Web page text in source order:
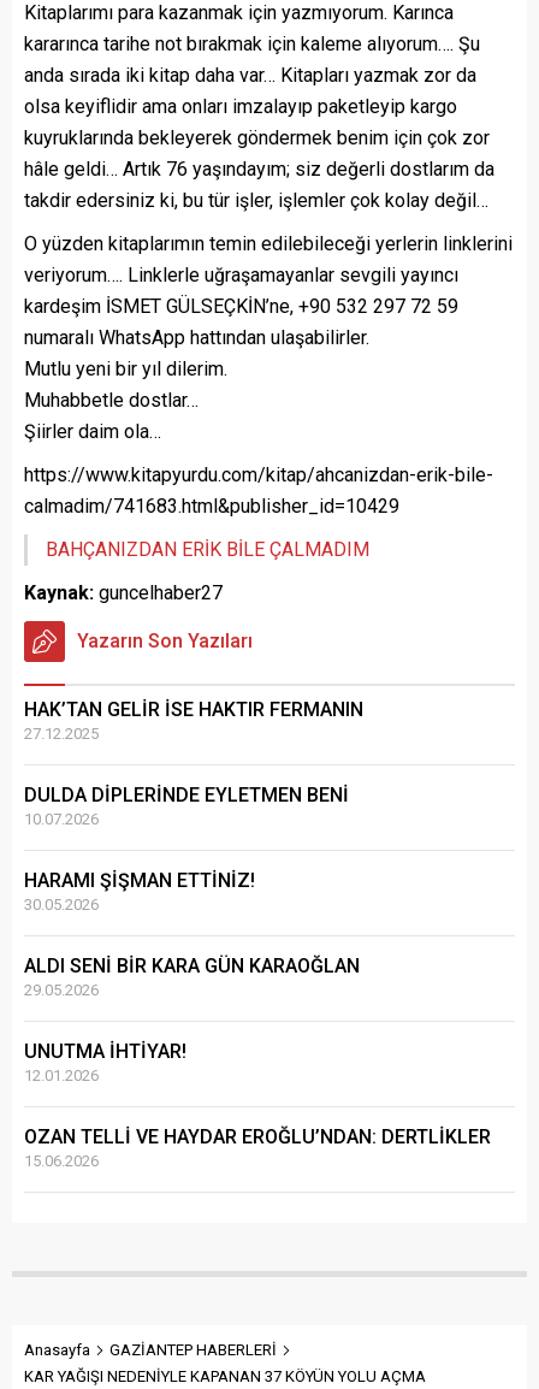
Kitaplarımı para kazanmak için yazmıyorum. Karınca
kararınca tarihe not bırakmak için kaleme alıyorum…. Şu
anda sırada iki kitap daha var… Kitapları yazmak zor da
olsa keyiflidir ama onları imzalayıp paketleyip kargo
kuyruklarında bekleyerek göndermek benim için çok zor
hâle geldi… Artık 76 yaşındayım; siz değerli dostlarım da
takdir edersiniz ki, bu tür işler, işlemler çok kolay değil…
O yüzden kitaplarımın temin edilebileceği yerlerin linklerini
veriyorum…. Linklerle uğraşamayanlar sevgili yayıncı
kardeşim İSMET GÜLSEÇKİN’ne, +90 532 297 72 59
numaralı WhatsApp hattından ulaşabilirler.
Mutlu yeni bir yıl dilerim.
Muhabbetle dostlar…
Şiirler daim ola…
https://www.kitapyurdu.com/kitap/ahcanizdan-erik-bile-
calmadim/741683.html&publisher_id=10429
BAHÇANIZDAN ERİK BİLE ÇALMADIM
Kaynak: guncelhaber27
Yazarın Son Yazıları
HAK’TAN GELİR İSE HAKTIR FERMANIN
27.12.2025
DULDA DİPLERİNDE EYLETMEN BENİ
10.07.2026
HARAMI ŞİŞMAN ETTİNİZ!
30.05.2026
ALDI SENİ BİR KARA GÜN KARAOĞLAN
29.05.2026
UNUTMA İHTİYAR!
12.01.2026
OZAN TELLİ VE HAYDAR EROĞLU’NDAN: DERTLİKLER
15.06.2026
Anasayfa
GAZİANTEP HABERLERİ
KAR YAĞIŞI NEDENİYLE KAPANAN 37 KÖYÜN YOLU AÇMA